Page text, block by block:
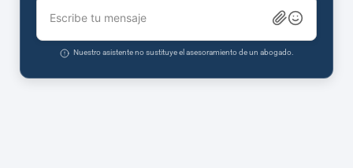
Escribe tu mensaje
Nuestro asistente no sustituye el asesoramiento de un abogado.